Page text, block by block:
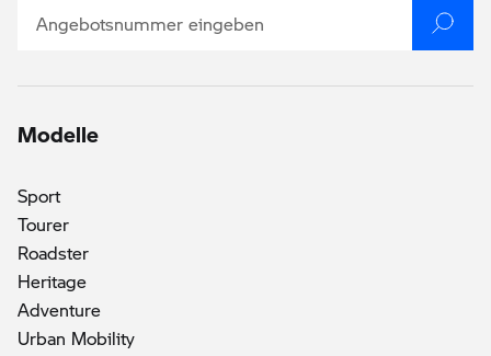
Modelle
Sport
Tourer
Roadster
Heritage
Adventure
Urban Mobility